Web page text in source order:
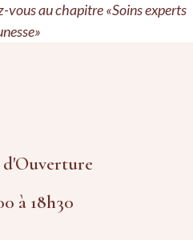
vous au chapitre «Soins experts
à 18h30